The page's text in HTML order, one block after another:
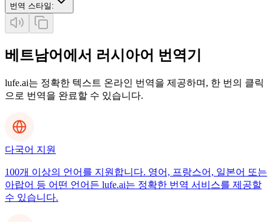
번역 스타일 :
베트남어에서 러시아어 번역기
lufe.ai는 정확한 텍스트 온라인 번역을 제공하며, 한 번의 클릭
으로 번역을 완료할 수 있습니다.
다국어 지원
100개 이상의 언어를 지원합니다. 영어, 프랑스어, 일본어 또는
아랍어 등 어떤 언어든 lufe.ai는 정확한 번역 서비스를 제공할
수 있습니다.